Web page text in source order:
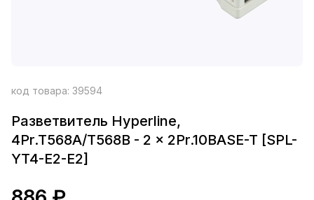
код товара: 39594
Разветвитель Hyperline,
4Pr.T568A/T568B - 2 x 2Pr.10BASE-T [SPL-
YT4-E2-E2]